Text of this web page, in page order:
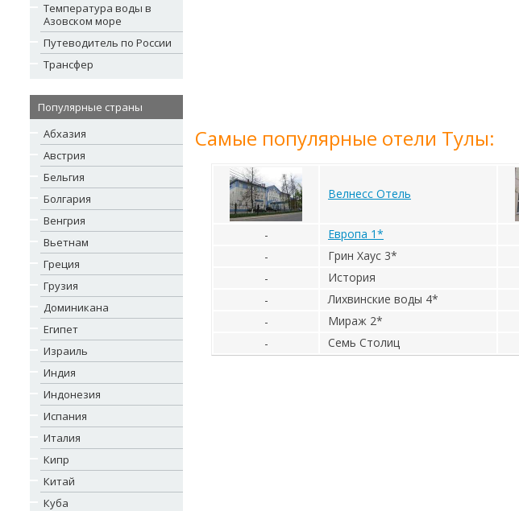
Температура воды в
Азовском море
Путеводитель по России
Трансфер
Популярные страны
Абхазия
Австрия
Бельгия
Болгария
Венгрия
Вьетнам
Греция
Грузия
Доминикана
Египет
Израиль
Индия
Индонезия
Испания
Италия
Кипр
Китай
Куба
Самые популярные отели Тулы:
Велнесс Отель
- Европа 1*
-
Грин Хаус 3*
-
История
-
Лихвинские воды 4*
-
Мираж 2*
-
Семь Столиц